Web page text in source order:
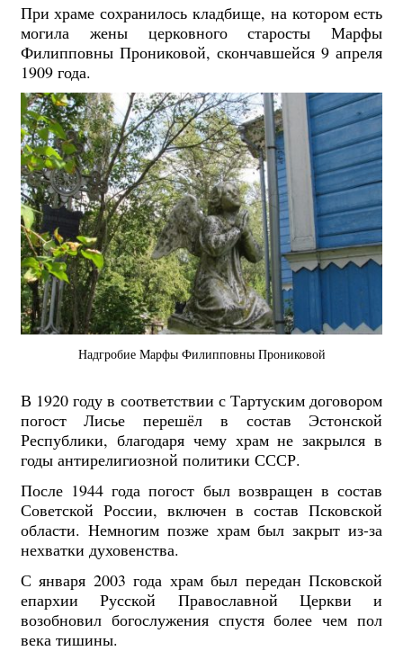
При храме сохранилось кладбище, на котором есть
могила жены церковного старосты Марфы
Филипповны Прониковой, скончавшейся 9 апреля
1909 года.
Надгробие Марфы Филипповны Прониковой
В 1920 году в соответствии с Тартуским договором
погост Лисье перешёл в состав Эстонской
Республики, благодаря чему храм не закрылся в
годы антирелигиозной политики СССР.
После 1944 года погост был возвращен в состав
Советской России, включен в состав Псковской
области. Немногим позже храм был закрыт из-за
нехватки духовенства.
С января 2003 года храм был передан Псковской
епархии Русской Православной Церкви и
возобновил богослужения спустя более чем пол
века тишины.